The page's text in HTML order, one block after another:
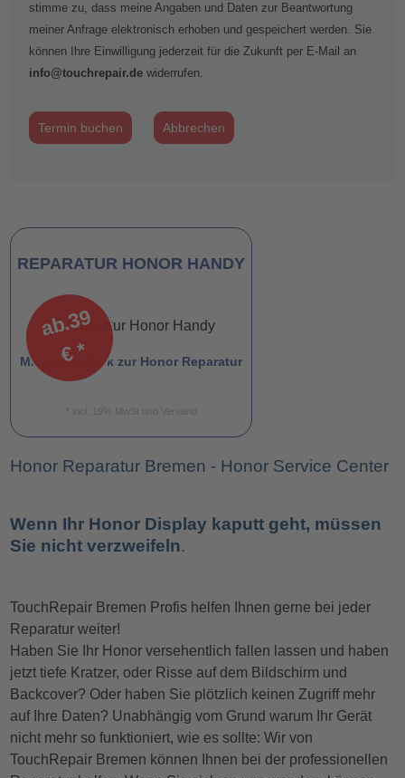
stimme zu, dass meine Angaben und Daten zur Beantwortung
meiner Anfrage elektronisch erhoben und gespeichert werden. Sie
können Ihre Einwilligung jederzeit für die Zukunft per E-Mail an
info@touchrepair.de widerrufen.
Termin buchen Abbrechen
REPARATUR HONOR HANDY
a
b.
3
9
€
*
Mit einem Klick zur Honor Reparatur
* incl. 19% MwSt und Versand
Honor Reparatur Bremen - Honor Service Center
Wenn Ihr Honor Display kaputt geht, müssen
Sie nicht verzweifeln.
TouchRepair Bremen Profis helfen Ihnen gerne bei jeder
Reparatur weiter!
Haben Sie Ihr Honor versehentlich fallen lassen und haben
jetzt tiefe Kratzer, oder Risse auf dem Bildschirm und
Backcover? Oder haben Sie plötzlich keinen Zugriff mehr
auf Ihre Daten? Unabhängig vom Grund warum Ihr Gerät
nicht mehr so funktioniert, wie es sollte: Wir von
TouchRepair Bremen können Ihnen bei der professionellen